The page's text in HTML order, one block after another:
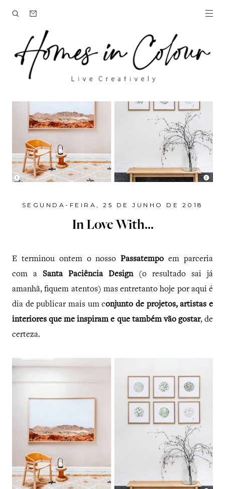
SEGUNDA-FEIRA, 25 DE JUNHO DE 2018
In Love With...
E terminou ontem o nossoPassatempoem parceria
com a Santa Paciência Design(o resultado sai já
amanhã, fiquem atentos) mas entretanto hoje por aqui é
dia de publicar mais um conjunto de projetos, artistas e
interiores que me inspiram e que também vão gostar, de
certeza.